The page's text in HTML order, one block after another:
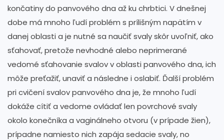
končatiny do panvového dna až ku chrbtici. V dnešnej
dobe má mnoho ľudí problém s prílišným napätím v
danej oblasti a je nutné sa naučiť svaly skôr uvoľniť, ako
sťahovať, pretože nevhodné alebo neprimerané
vedomé sťahovanie svalov v oblasti panvového dna, ich
môže preťažiť, unaviť a následne i oslabiť. Ďalší problém
pri cvičení svalov panvového dna je, že mnoho ľudí
dokáže cítiť a vedome ovládať len povrchové svaly
okolo konečníka a vaginálneho otvoru (v prípade žien),
prípadne namiesto nich zapája sedacie svaly, no